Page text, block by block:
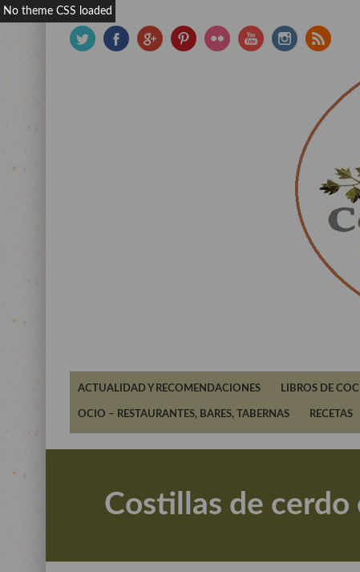
ACTUALIDAD Y RECOMENDACIONES LIBROS DE
OCIO – RESTAURANTES, BARES, TABERNAS RECETAS
Costillas de cerdo
No theme CSS loaded